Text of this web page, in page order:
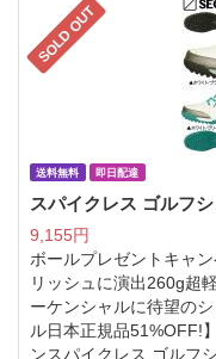
SOLD OUT
送料無料 即日配達
スパイクレス ゴルフ
9,155円
ボールプレゼントキャ
リッシュに演出260g超
ーケンシャルに待望の
ル日本正規品51%OFF!
ンスパイクレス ゴルフ